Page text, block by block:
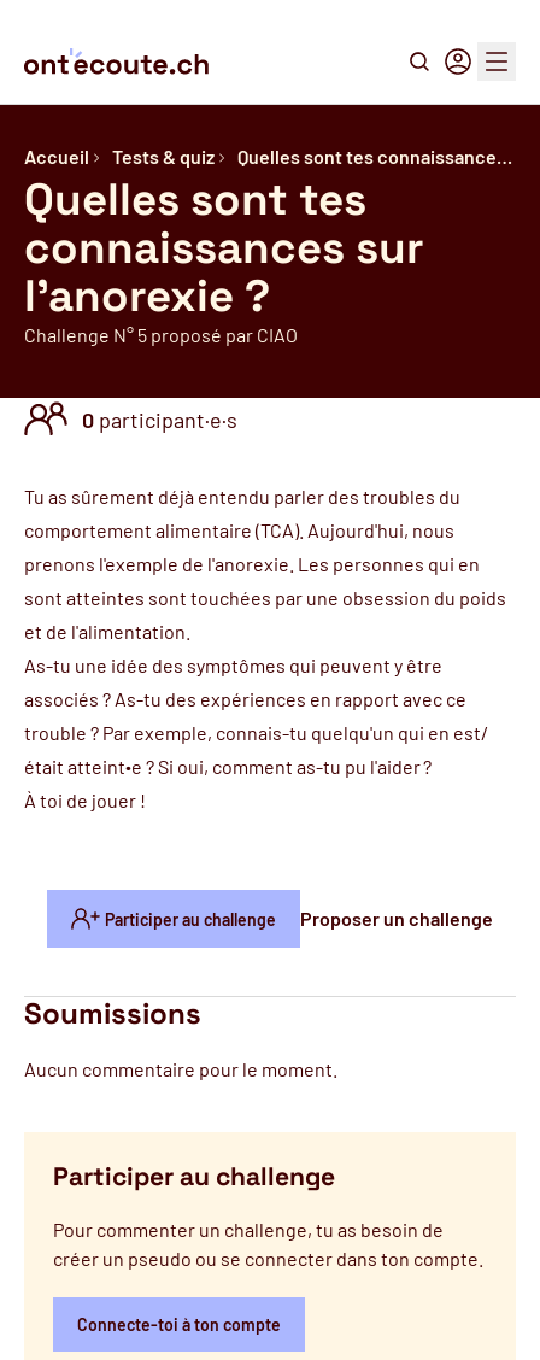
Recherche
Connexion
Menu
Accueil Tests & quiz Quelles sont tes connaissance…
Quelles sont tes
connaissances sur
l'anorexie ?
Challenge N° 5 proposé par CIAO
0 participant·e·s
Tu as sûrement déjà entendu parler des troubles du
comportement alimentaire (TCA). Aujourd'hui, nous
prenons l'exemple de l'anorexie. Les personnes qui en
sont atteintes sont touchées par une obsession du poids
et de l'alimentation.
As-tu une idée des symptômes qui peuvent y être
associés ? As-tu des expériences en rapport avec ce
trouble ? Par exemple, connais-tu quelqu'un qui en est/
était atteint∙e ? Si oui, comment as-tu pu l'aider ?
À toi de jouer !
Participer au challenge Proposer un challenge
Soumissions
Aucun commentaire pour le moment.
Participer au challenge
Pour commenter un challenge, tu as besoin de
créer un pseudo ou se connecter dans ton compte.
Connecte-toi à ton compte